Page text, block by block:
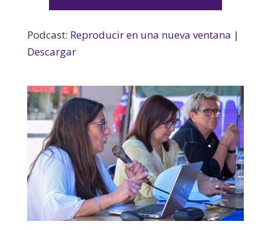
Podcast: Reproducir en una nueva ventana |
Descargar